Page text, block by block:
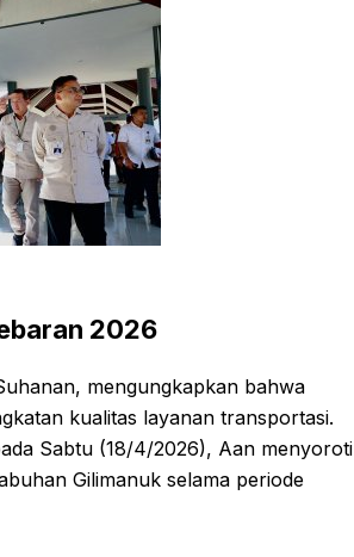
2026
mengungkapkan bahwa
kualitas layanan transportasi.
Sabtu (18/4/2026), Aan menyoroti
Gilimanuk selama periode